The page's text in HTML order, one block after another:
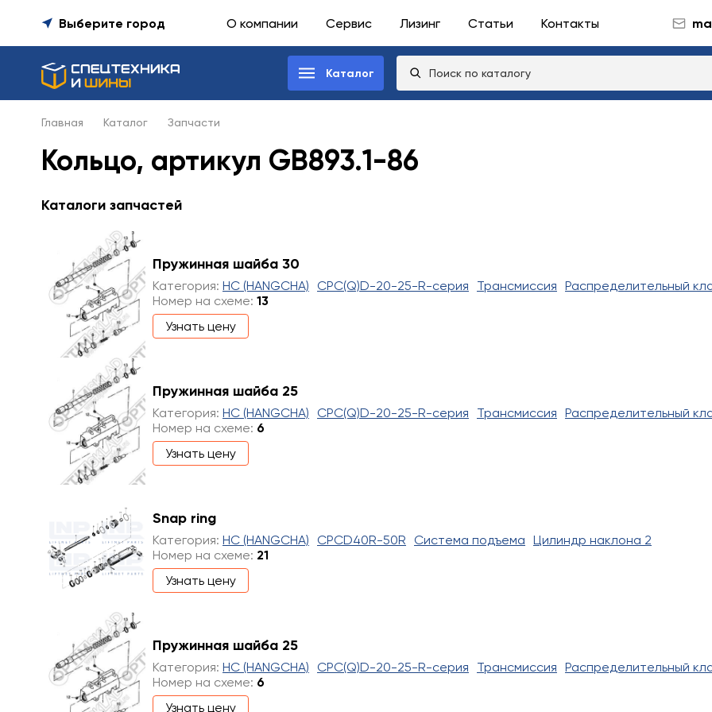
Выберите город О компании Сервис Лизинг Статьи Контакты
Каталог
Главная Каталог Запчасти
Кольцо, артикул GB893.1-86
Каталоги запчастей
Пружинная шайба 30
Категория: HC (HANGCHA) CPC(Q)D-20-25-R-серия Трансмиссия Распределительный
Номер на схеме: 13
Узнать цену
Пружинная шайба 25
Категория: HC (HANGCHA) CPC(Q)D-20-25-R-серия Трансмиссия Распределительный
Номер на схеме: 6
Узнать цену
Snap ring
Категория: HC (HANGCHA) CPCD40R-50R Система подъема Цилиндр наклона 2
Номер на схеме: 21
Узнать цену
Пружинная шайба 25
Категория: HC (HANGCHA) CPC(Q)D-20-25-R-серия Трансмиссия Распределительный
Номер на схеме: 6
Узнать цену